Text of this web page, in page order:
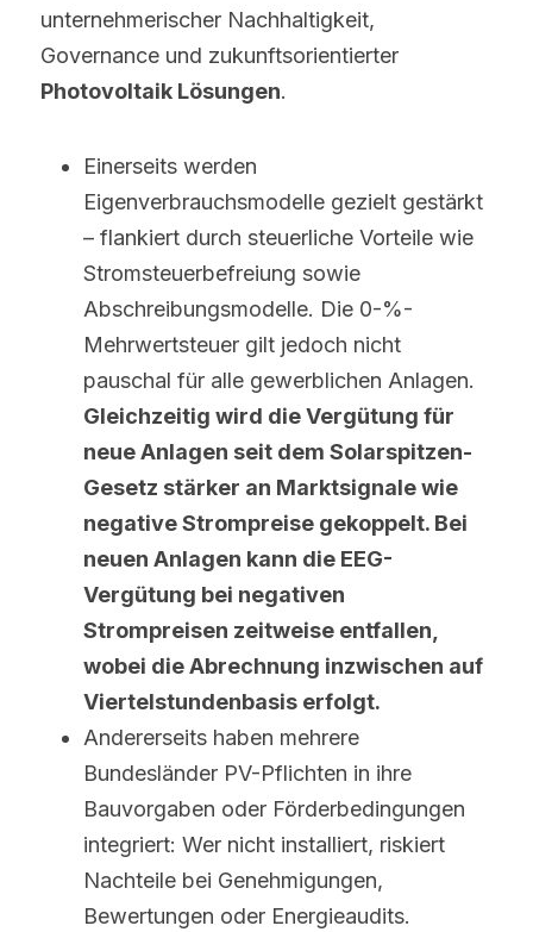
unternehmerischer Nachhaltigkeit,
Photovoltaik Lösungen.
Einerseits werden
Eigenverbrauchsmodelle gezielt gestärkt
– flankiert durch steuerliche Vorteile wie
Stromsteuerbefreiung sowie
Abschreibungsmodelle. Die 0-%-
Mehrwertsteuer gilt jedoch nicht
Gleichzeitig wird die Vergütung für
neue Anlagen seit dem Solarspitzen-
Gesetz stärker an Marktsignale wie
negative Strompreise gekoppelt. Bei
neuen Anlagen kann die EEG-
Vergütung bei negativen
Strompreisen zeitweise entfallen,
wobei die Abrechnung inzwischen auf
Viertelstundenbasis erfolgt.
Andererseits haben mehrere
Bundesländer PV-Pflichten in ihre
Bauvorgaben oder Förderbedingungen
integriert: Wer nicht installiert, riskiert
Nachteile bei Genehmigungen,
Bewertungen oder Energieaudits.